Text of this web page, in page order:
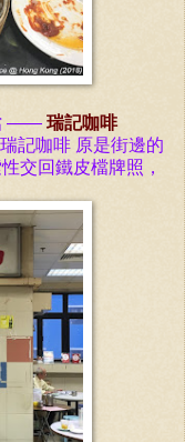
—— 瑞記咖啡
記咖啡 原是街邊的
交回鐵皮檔牌照，